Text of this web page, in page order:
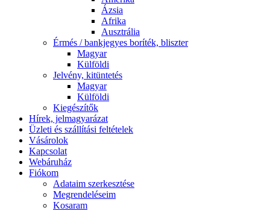
Ázsia
Afrika
Ausztrália
Érmés / bankjegyes boríték, bliszter
Magyar
Külföldi
Jelvény, kitüntetés
Magyar
Külföldi
Kiegészítők
Hírek, jelmagyarázat
Üzleti és szállítási feltételek
Vásárolok
Kapcsolat
Webáruház
Fiókom
Adataim szerkesztése
Megrendeléseim
Kosaram